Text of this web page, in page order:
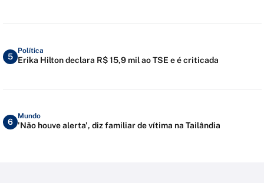
5
Política
Erika Hilton declara R$ 15,9 mil ao TSE e é criticada
6
Mundo
'Não houve alerta', diz familiar de vítima na Tailândia